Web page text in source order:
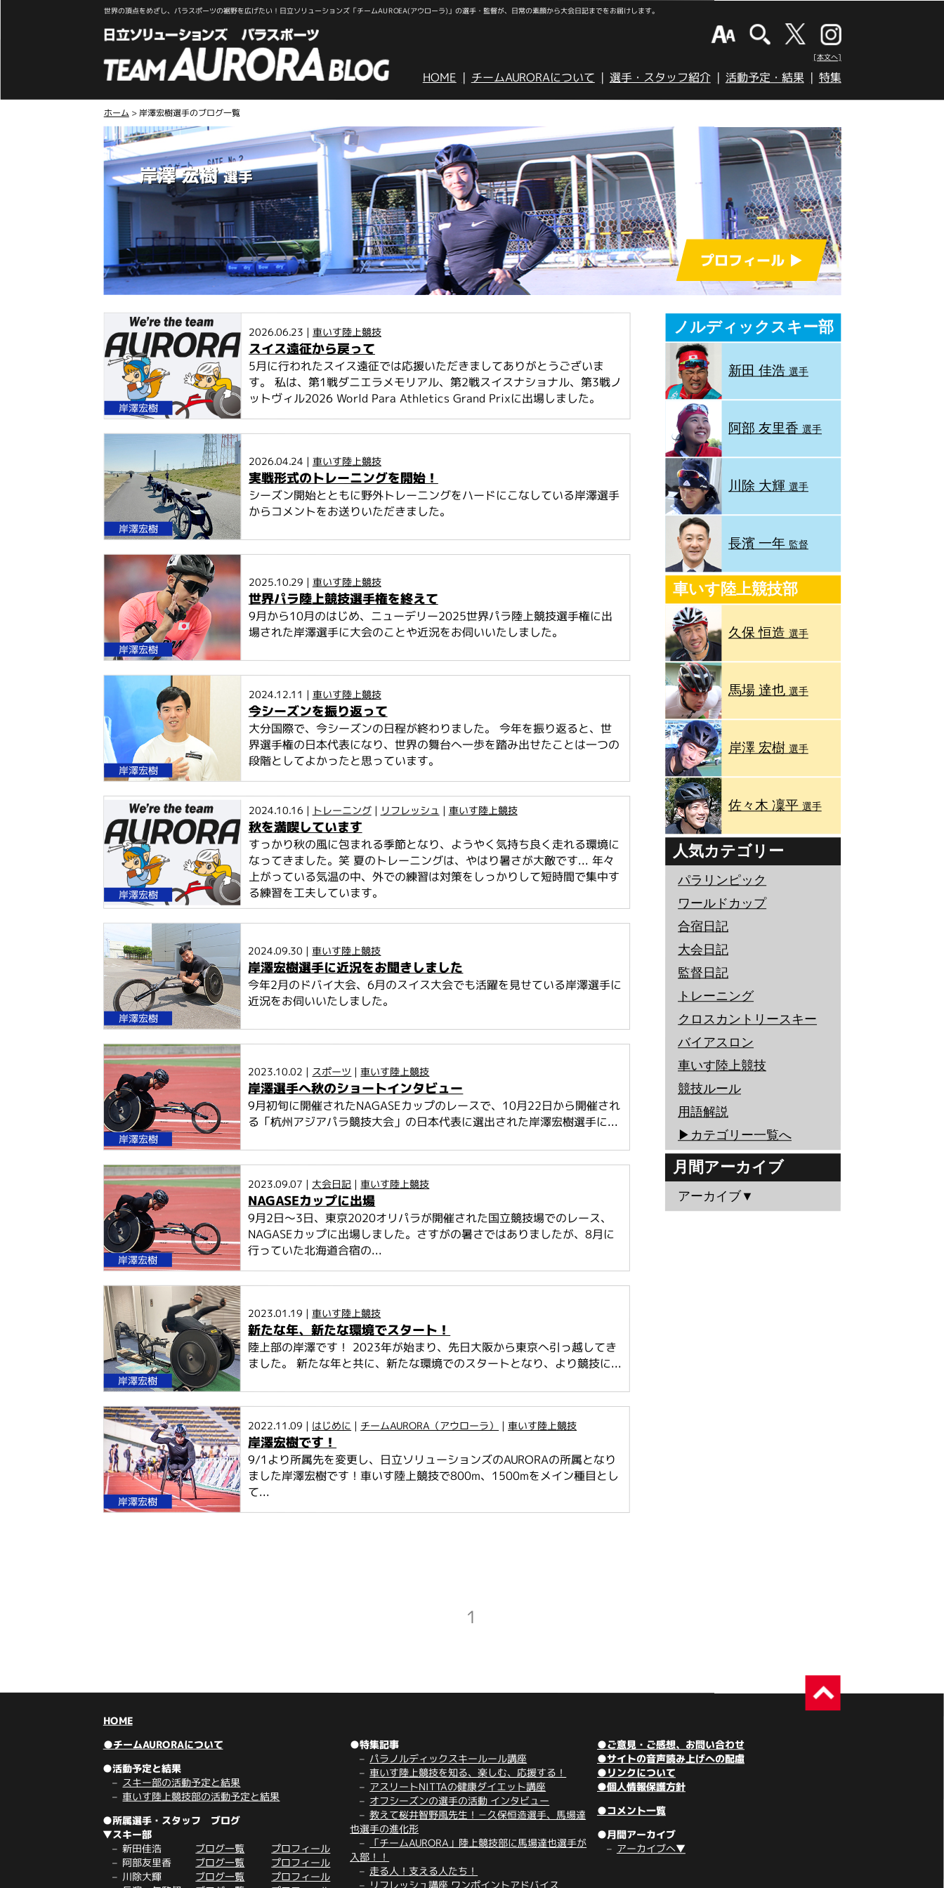
世界の頂点をめざし、パラスポーツの裾野を広げたい！日立ソリューションズ「チームAUROEA(アウローラ)」の選手・監督が、日常の素顔から大会日記までをお届けします。
[本文へ]
HOME チームAURORAについて 選手・スタッフ紹介 活動予定・結果 特集
ホーム >岸澤宏樹選手のブログ一覧
岸澤 宏樹選手
プロフィール ▶︎
岸澤宏樹
2026.06.23 | 車いす陸上競技
スイス遠征から戻って
5月に行われたスイス遠征では応援いただきましてありがとうございま
す。 私は、第1戦ダニエラメモリアル、第2戦スイスナショナル、第3戦ノ
ットヴィル2026 World Para Athletics Grand Prixに出場しました。
岸澤宏樹
2026.04.24 | 車いす陸上競技
実戦形式のトレーニングを開始！
シーズン開始とともに野外トレーニングをハードにこなしている岸澤選手
からコメントをお送りいただきました。
岸澤宏樹
2025.10.29 | 車いす陸上競技
世界パラ陸上競技選手権を終えて
9月から10月のはじめ、ニューデリー2025世界パラ陸上競技選手権に出
場された岸澤選手に大会のことや近況をお伺いいたしました。
岸澤宏樹
2024.12.11 | 車いす陸上競技
今シーズンを振り返って
大分国際で、今シーズンの日程が終わりました。 今年を振り返ると、世
界選手権の日本代表になり、世界の舞台へ一歩を踏み出せたことは一つの
段階としてよかったと思っています。
岸澤宏樹
2024.10.16 | トレーニング| リフレッシュ | 車いす陸上競技
秋を満喫しています
すっかり秋の風に包まれる季節となり、ようやく気持ち良く走れる環境に
なってきました。笑 夏のトレーニングは、やはり暑さが大敵です... 年々
上がっている気温の中、外での練習は対策をしっかりして短時間で集中す
る練習を工夫しています。
岸澤宏樹
2024.09.30 |車いす陸上競技
岸澤宏樹選手に近況をお聞きしました
今年2月のドバイ大会、6月のスイス大会でも活躍を見せている岸澤選手に
近況をお伺いいたしました。
岸澤宏樹
2023.10.02 | スポーツ |車いす陸上競技
岸澤選手へ秋のショートインタビュー
9月初旬に開催されたNAGASEカップのレースで、10月22日から開催され
る「杭州アジアパラ競技大会」の日本代表に選出された岸澤宏樹選手に...
岸澤宏樹
2023.09.07 | 大会日記 |車いす陸上競技
NAGASEカップに出場
9月2日～3日、東京2020オリパラが開催された国立競技場でのレース、
NAGASEカップに出場しました。さすがの暑さではありましたが、8月に
行っていた北海道合宿の...
岸澤宏樹
2023.01.19 |車いす陸上競技
新たな年、新たな環境でスタート！
陸上部の岸澤です！ 2023年が始まり、先日大阪から東京へ引っ越してき
ました。 新たな年と共に、新たな環境でのスタートとなり、より競技に...
岸澤宏樹
2022.11.09 | はじめに | チームAURORA（アウローラ） |車いす陸上競技
岸澤宏樹です！
9/1より所属先を変更し、日立ソリューションズのAURORAの所属となり
ました岸澤宏樹です！車いす陸上競技で800m、1500mをメイン種目とし
て...
ノルディックスキー部
新田 佳浩選手
阿部 友里香 選手
川除 大輝 選手
長濱 一年 監督
車いす陸上競技部
久保 恒造 選手
馬場 達也 選手
岸澤 宏樹 選手
佐々木 凜平 選手
人気カテゴリー
パラリンピック
ワールドカップ
合宿日記
大会日記
監督日記
トレーニング
クロスカントリースキー
バイアスロン
車いす陸上競技
競技ルール
用語解説
▶︎カテゴリー一覧へ
月間アーカイブ
アーカイブ▼
1
HOME
●チームAURORAについて
●活動予定と結果
スキー部の活動予定と結果
車いす陸上競技部の活動予定と結果
●所属選手・スタッフ ブログ
▼スキー部
新田佳浩 ブログ一覧 プロフィール
阿部友里香 ブログ一覧 プロフィール
川除大輝 ブログ一覧 プロフィール
●特集記事
パラノルディックスキールール講座
車いす陸上競技を知る、楽しむ、応援する！
アスリートNITTAの健康ダイエット講座
オフシーズンの選手の活動 インタビュー
教えて桜井智野風先生！－久保恒造選手、馬場達
也選手の進化形
「チームAURORA」陸上競技部に馬場達也選手が
入部！！
走る人！支える人たち！
リフレッシュ講座 ワンポイントアドバイス
●ご意見・ご感想、お問い合わせ
●サイトの音声読み上げへの配慮
●リンクについて
●個人情報保護方針
●コメント一覧
●月間アーカイブ
アーカイブへ▼